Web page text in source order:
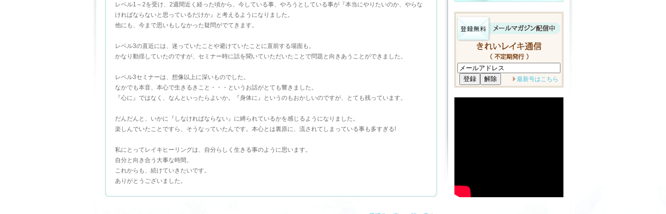
レベル1～2を受け、2週間近く経った頃から、今している事、やろうとしている事が『本当にやりたいのか、やらな
ければならないと思っているだけか』と考えるようになりました。
他にも、今まで思いもしなかった疑問がでてきます。
レベル3の直近には、迷っていたことや避けていたことに直前する場面も。
かなり動揺していたのですが、セミナー時に話を聞いていただいたことで問題と向きあうことができました。
レベル3セミナーは、想像以上に深いものでした。
なかでも本音、本心で生きるきこと・・・というお話がとても響きました。
『心に』ではなく、なんといったらよいか。『身体に』というのもおかしいのですが、とても残っています。
だんだんと、いかに『しなければならない』に縛られているかを感じるようになりました。
楽しんでいたことですら、そうなっていたんです。本心とは裏原に、流されてしまっている事も多すぎる!
私にとってレイキヒーリングは、自分らしく生きる事のように思います。
自分と向き合う大事な時間。
これからも、続けていきたいです。
ありがとうございました。
最新号はこちら